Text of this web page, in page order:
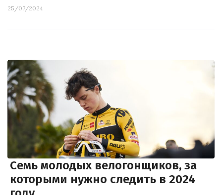
25/07/2024
Семь молодых велогонщиков, за
которыми нужно следить в 2024